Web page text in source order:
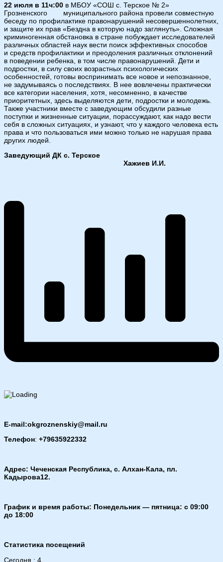
22 июля в 11ч:00 в МБОУ «СОШ с. Терское № 2»
Грозненского муниципального района провели совместную
беседу по профилактике правонарушений несовершеннолетних,
и защите их прав «Бездна в которую надо заглянуть». Сложная
криминогенная обстановка в стране побуждает исследователей
различных областей наук вести поиск эффективных способов
и средств профилактики и преодоления различных отклонений
в поведении ребенка, в том числе правонарушений. Дети и
подростки, в силу своих возрастных психологических
особенностей, готовы воспринимать все новое и непознанное,
не задумываясь о последствиях. В нее вовлечены практически
все категории населения, хотя, несомненно, в качестве
приоритетных, здесь выделяются дети, подростки и молодежь.
Также участники вместе с заведующим обсудили разные
поступки и жизненные ситуации, порассуждают, как надо вести
себя в сложных ситуациях, и узнают, что у каждого человека есть
права и что пользоваться ими можно только не нарушая права
других людей.
Заведующий ДК с. Терское
Хажиев И.И.
E-mail:okgroznenskiy@mail.ru
Телефон: +79635922332
Адрес: Чеченская Республика, с. Алхан-Кала, пл.
Кадырова12.
График и время работы: Понедельник — пятница: с 09:00
до 18:00
Статистика посещений
Сегодня : 4